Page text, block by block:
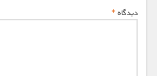
1900 تومان – دانلود قسمت 8 (افزودن به سبد خريد) دیدگاه*